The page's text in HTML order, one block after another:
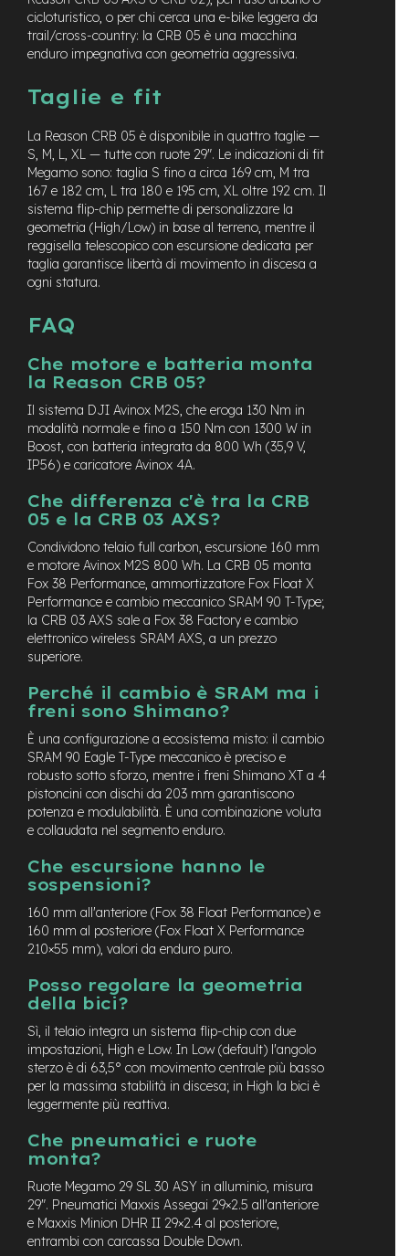
a
t
o
-
F
t
B
i
k
e
U
s
a
t
o
B
c
i
M
u
c
o
l
r
i
s
a
t
o
Bike
M
t
F
u
l
M
t
cicloturistico, o per chi cerca una e-bike leggera da
trail/cross-country: la CRB 05 è una macchina
enduro impegnativa con geometria aggressiva.
Taglie e fit
La Reason CRB 05 è disponibile in quattro taglie —
S, M, L, XL — tutte con ruote 29″. Le indicazioni di fit
Megamo sono: taglia S fino a circa 169 cm, M tra
167 e 182 cm, L tra 180 e 195 cm, XL oltre 192 cm. Il
sistema flip-chip permette di personalizzare la
geometria (High/Low) in base al terreno, mentre il
reggisella telescopico con escursione dedicata per
taglia garantisce libertà di movimento in discesa a
ogni statura.
FAQ
Che motore e batteria monta
la Reason CRB 05?
Il sistema DJI Avinox M2S, che eroga 130 Nm in
modalità normale e fino a 150 Nm con 1300 W in
Boost, con batteria integrata da 800 Wh (35,9 V,
IP56) e caricatore Avinox 4A.
Che differenza c'è tra la CRB
05 e la CRB 03 AXS?
Condividono telaio full carbon, escursione 160 mm
e motore Avinox M2S 800 Wh. La CRB 05 monta
Fox 38 Performance, ammortizzatore Fox Float X
Performance e cambio meccanico SRAM 90 T-Type;
la CRB 03 AXS sale a Fox 38 Factory e cambio
elettronico wireless SRAM AXS, a un prezzo
superiore.
Perché il cambio è SRAM ma i
freni sono Shimano?
È una configurazione a ecosistema misto: il cambio
SRAM 90 Eagle T-Type meccanico è preciso e
robusto sotto sforzo, mentre i freni Shimano XT a 4
pistoncini con dischi da 203 mm garantiscono
potenza e modulabilità. È una combinazione voluta
e collaudata nel segmento enduro.
Che escursione hanno le
sospensioni?
160 mm all'anteriore (Fox 38 Float Performance) e
160 mm al posteriore (Fox Float X Performance
210×55 mm), valori da enduro puro.
Posso regolare la geometria
della bici?
Sì, il telaio integra un sistema flip-chip con due
impostazioni, High e Low. In Low (default) l'angolo
sterzo è di 63,5° con movimento centrale più basso
per la massima stabilità in discesa; in High la bici è
leggermente più reattiva.
Che pneumatici e ruote
monta?
Ruote Megamo 29 SL 30 ASY in alluminio, misura
29″. Pneumatici Maxxis Assegai 29×2.5 all'anteriore
e Maxxis Minion DHR II 29×2.4 al posteriore,
entrambi con carcassa Double Down.